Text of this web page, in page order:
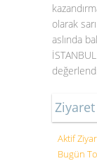
olarak
aslında
İSTANBUL
Aktif
Bugün